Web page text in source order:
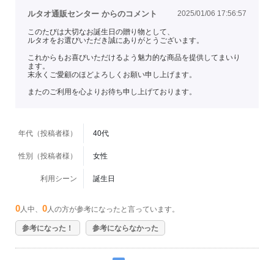
ルタオ通販センター からのコメント 2025/01/06 17:56:57
このたびは大切なお誕生日の贈り物として、
ルタオをお選びいただき誠にありがとうございます。
これからもお喜びいただけるよう魅力的な商品を提供してまいり
ます。
末永くご愛顧のほどよろしくお願い申し上げます。
またのご利用を心よりお待ち申し上げております。
年代（投稿者様） 40代
性別（投稿者様） 女性
利用シーン 誕生日
0 人中、 0 人の方が参考になったと言っています。
参考になった！ 参考にならなかった